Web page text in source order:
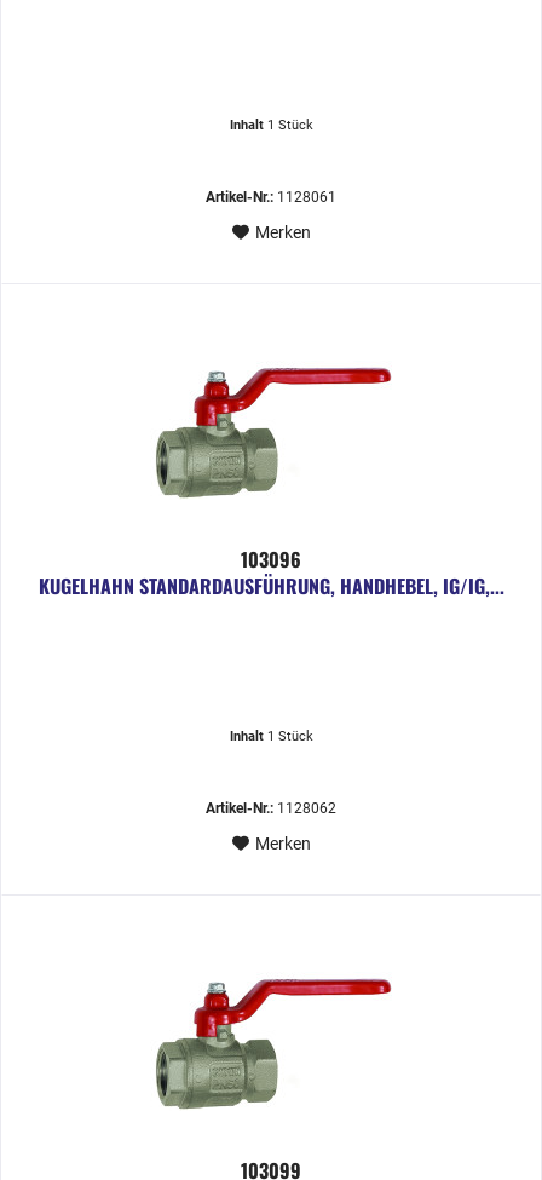
Inhalt 1 Stück
Artikel-Nr.: 1128061
Merken
103096
KUGELHAHN STANDARDAUSFÜHRUNG, HANDHEBEL, IG/IG,...
Inhalt 1 Stück
Artikel-Nr.: 1128062
Merken
103099